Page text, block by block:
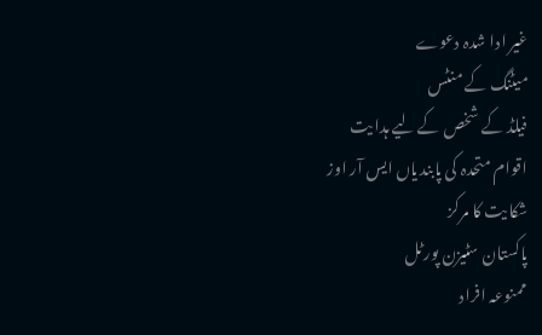
غیر ادا شدہ دعوے
میٹنگ کے منٹس
فیلڈ کے شخص کے لیے ہدایت
اقوام متحدہ کی پابندیاں ایس آر اوز
شکایت کا مرکز
پاکستان سٹیزن پورٹل
ممنوعہ افراد